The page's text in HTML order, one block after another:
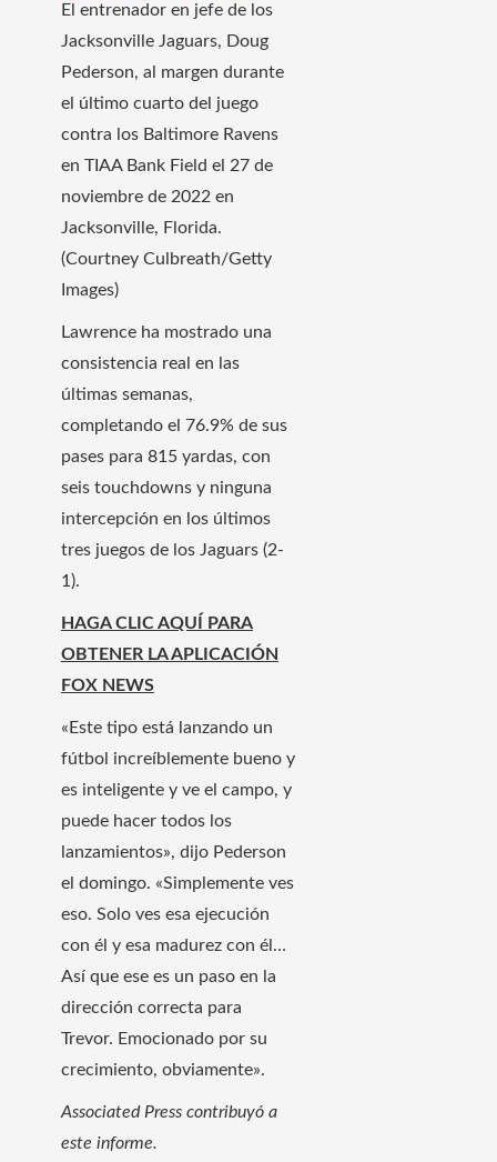
El entrenador en jefe de los
Jacksonville Jaguars, Doug
Pederson, al margen durante
el último cuarto del juego
contra los Baltimore Ravens
en TIAA Bank Field el 27 de
noviembre de 2022 en
Jacksonville, Florida.
(Courtney Culbreath/Getty
Images)
Lawrence ha mostrado una
consistencia real en las
últimas semanas,
completando el 76.9% de sus
pases para 815 yardas, con
seis touchdowns y ninguna
intercepción en los últimos
tres juegos de los Jaguars (2-
1).
HAGA CLIC AQUÍ PARA
OBTENER LA APLICACIÓN
FOX NEWS
«Este tipo está lanzando un
fútbol increíblemente bueno y
es inteligente y ve el campo, y
puede hacer todos los
lanzamientos», dijo Pederson
el domingo. «Simplemente ves
eso. Solo ves esa ejecución
con él y esa madurez con él…
Así que ese es un paso en la
dirección correcta para
Trevor. Emocionado por su
crecimiento, obviamente».
Associated Press contribuyó a
este informe.